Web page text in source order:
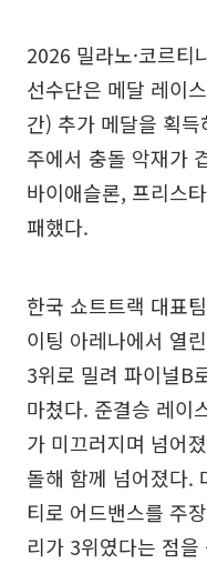
2026 밀라노·코르티
선수단은 메달 레이
간) 추가 메달을 획
주에서 충돌 악재가
바이애슬론, 프리스
패했다.
한국 쇼트트랙 대표
이팅 아레나에서 열
3위로 밀려 파이널B
마쳤다. 준결승 레이
가 미끄러지며 넘어
돌해 함께 넘어졌다.
티로 어드밴스를 주
리가 3위였다는 점